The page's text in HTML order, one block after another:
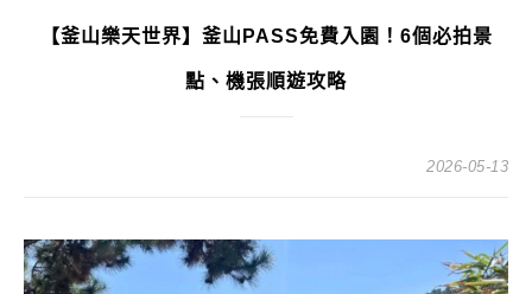
【釜山樂天世界】釜山PASS免費入園！6個必拍景
點、機張順遊攻略
2026-05-13